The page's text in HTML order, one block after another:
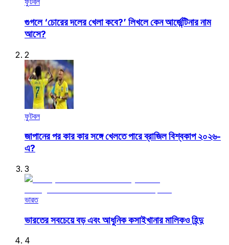
গুগলে ‘চোরের দলের খেলা কবে?’ লিখলে কেন আর্জেন্টিনার নাম
আসে?
2
ফুটবল
জাপানের পর কার কার সঙ্গে খেলতে পারে ব্রাজিল বিশ্বকাপ ২০২৬-
এ?
3
ভারত
ভারতের সবচেয়ে বড় এবং আধুনিক কসাইখানার মালিকও হিন্দু
4